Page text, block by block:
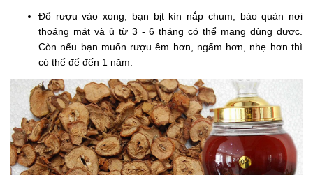
Đổ rượu vào xong, bạn bịt kín nắp chum, bảo quản nơi
thoáng mát và ủ từ 3 - 6 tháng có thể mang dùng được.
Còn nếu bạn muốn rượu êm hơn, ngấm hơn, nhẹ hơn thì
có thể để đến 1 năm.